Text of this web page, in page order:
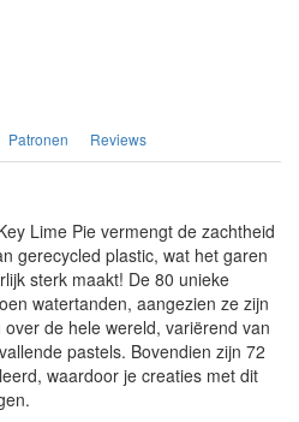
Patronen Reviews
Lime Pie vermengt de zachtheid
gerecycled plastic, wat het garen
sterk maakt! De 80 unieke
watertanden, aangezien ze zijn
de hele wereld, variërend van
pastels. Bovendien zijn 72
waardoor je creaties met dit